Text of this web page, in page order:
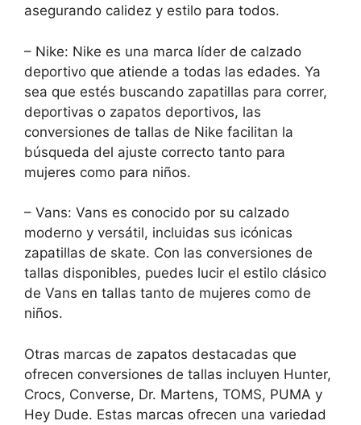
asegurando calidez y estilo para todos.
– Nike: Nike es una marca líder de calzado
deportivo que atiende a todas las edades. Ya
sea que estés buscando zapatillas para correr,
deportivas o zapatos deportivos, las
conversiones de tallas de Nike facilitan la
búsqueda del ajuste correcto tanto para
mujeres como para niños.
– Vans: Vans es conocido por su calzado
moderno y versátil, incluidas sus icónicas
zapatillas de skate. Con las conversiones de
tallas disponibles, puedes lucir el estilo clásico
de Vans en tallas tanto de mujeres como de
niños.
Otras marcas de zapatos destacadas que
ofrecen conversiones de tallas incluyen Hunter,
Crocs, Converse, Dr. Martens, TOMS, PUMA y
Hey Dude. Estas marcas ofrecen una variedad